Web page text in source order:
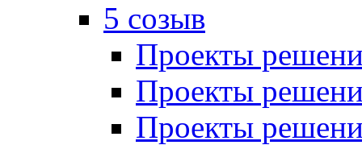
5 созыв
Проекты
Проекты
Проекты